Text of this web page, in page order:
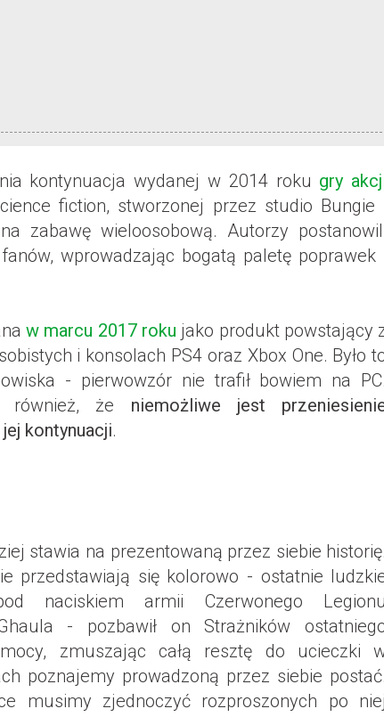
kontynuacja wydanej w 2014 roku gry
fiction, stworzonej przez studio Bungie
zabawę wieloosobową. Autorzy
wprowadzając bogatą paletę poprawek
w marcu 2017 roku jako produkt powstający
i konsolach PS4 oraz Xbox One. Było
- pierwowzór nie trafił bowiem na PC.
również, że niemożliwe jest
kontynuacji.
stawia na prezentowaną przez siebie historię.
przedstawiają się kolorowo - ostatnie
naciskiem armii Czerwonego Legionu
- pozbawił on Strażników
zmuszając całą resztę do ucieczki
poznajemy prowadzoną przez siebie postać.
musimy zjednoczyć rozproszonych po niej